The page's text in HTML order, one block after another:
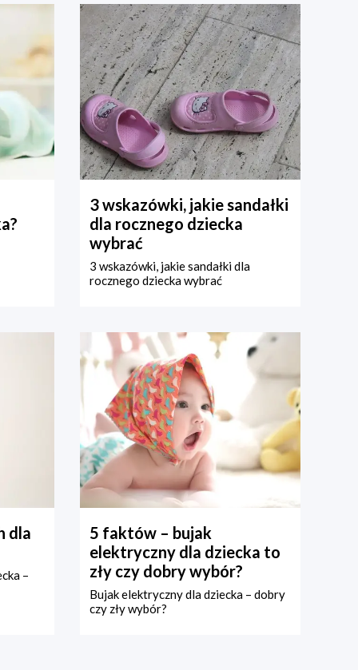
3 wskazówki, jakie sandałki
dla rocznego dziecka
wybrać
3 wskazówki, jakie sandałki dla
rocznego dziecka wybrać
dla
–
5 faktów – bujak
elektryczny dla dziecka to
zły czy dobry wybór?
Bujak elektryczny dla dziecka – dobry
czy zły wybór?